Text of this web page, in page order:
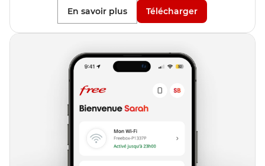
En savoir plus Télécharger